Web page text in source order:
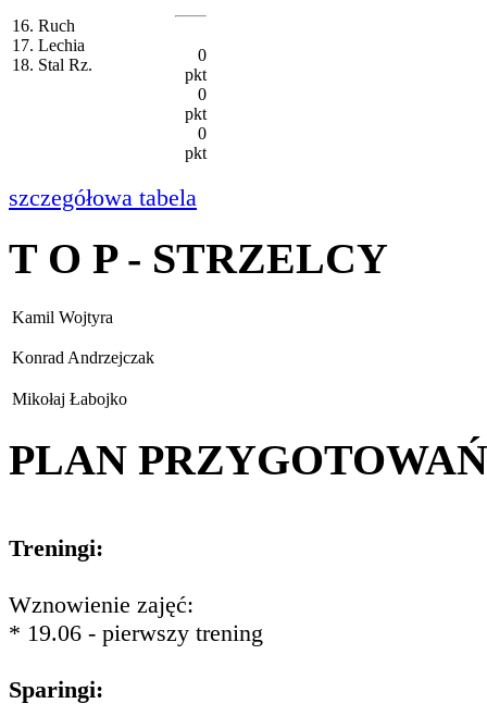
16. Ruch
17. Lechia
18. Stal Rz.
0
pkt
0
pkt
0
pkt
szczegółowa tabela
T O P - STRZELCY
Kamil Wojtyra
Konrad Andrzejczak
Mikołaj Łabojko
PLAN PRZYGOTOWAŃ
Treningi:
Wznowienie zajęć:
* 19.06 - pierwszy trening
Sparingi: